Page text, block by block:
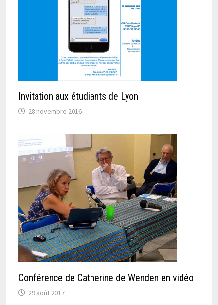
Invitation aux étudiants de Lyon
28 novembre 2016
Conférence de Catherine de Wenden en vidéo
29 août 2017